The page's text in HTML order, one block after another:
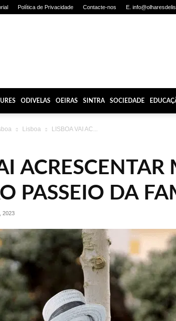
Política de Privacidade Contacte-nos E.
ODIVELAS OEIRAS SINTRA SOCIEDADE
Lisboa LISBOA VAI AC...
ACRESCENTAR
PASSEIO DA
2023